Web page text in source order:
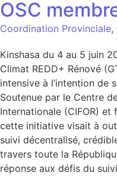
OSC
Coordination Provinciale,
Kinshasa du 4 au 5 juin
Climat REDD+ Rénové
intensive à l’intention de
Soutenue par le Centre
Internationale (CIFOR) et
cette initiative visait à
suivi décentralisé,
travers toute la
réponse aux défis du